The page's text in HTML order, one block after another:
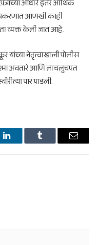
आधारे इतर आर्थिक
आणखी काही
व्यक्त केली जात आहे.
यांच्या नेतृत्वाखाली पोलीस
अवतारे आणि लाचलुचपत
पार पाडली.
LinkedInTumblr Email